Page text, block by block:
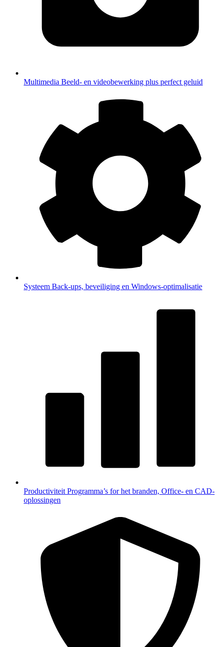
Multimedia Beeld- en videobewerking plus perfect geluid
Systeem Back-ups, beveiliging en Windows-optimalisatie
Productiviteit Programma’s for het branden, Office- en CAD-
oplossingen